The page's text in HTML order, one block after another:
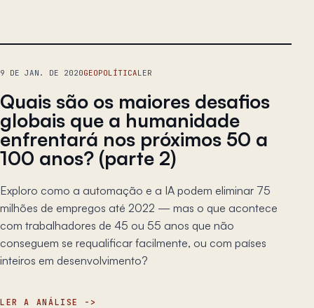
9 DE JAN. DE 2020GEOPOLÍTICALER
Quais são os maiores desafios
globais que a humanidade
enfrentará nos próximos 50 a
100 anos? (parte 2)
Exploro como a automação e a IA podem eliminar 75
milhões de empregos até 2022 — mas o que acontece
com trabalhadores de 45 ou 55 anos que não
conseguem se requalificar facilmente, ou com países
inteiros em desenvolvimento?
LER A ANÁLISE